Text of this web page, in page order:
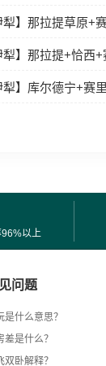
】那拉提草原+
】那拉提+恰西
】库尔德宁+赛
以上
问题
是什么意思？
差是什么？
双卧解释？